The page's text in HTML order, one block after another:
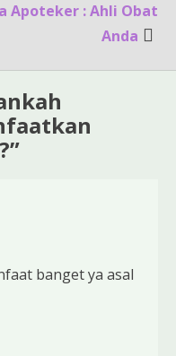
Apoteker : Ahli Obat
Anda
”
banget ya asal